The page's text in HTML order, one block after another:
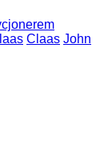
Claas John